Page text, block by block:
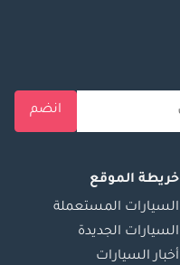
انضم
خريطة الموقع
السيارات المستعملة
السيارات الجديدة
أخبار السيارات